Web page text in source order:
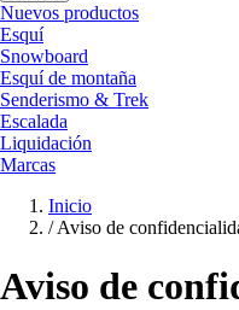
Nuevos productos
Esquí
Snowboard
Esquí de montaña
Senderismo & Trek
Escalada
Liquidación
Marcas
Inicio
/ Aviso de
Aviso de